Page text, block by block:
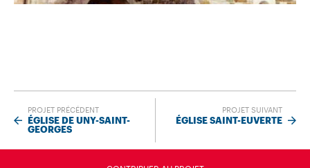
PROJET PRÉCÉDENT
ÉGLISE DE UNY-SAINT-
GEORGES
PROJET SUIVANT
ÉGLISE SAINT-EUVERTE